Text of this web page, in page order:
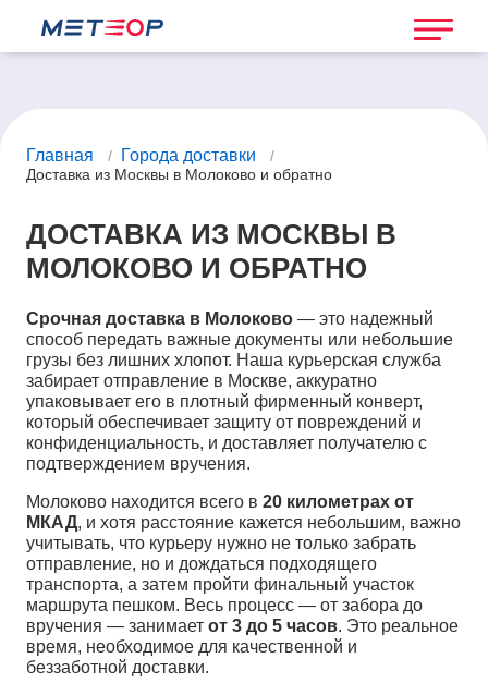
Главная / Города доставки
/
Доставка из Москвы в Молоково и обратно
ДОСТАВКА ИЗ МОСКВЫ В
МОЛОКОВО И ОБРАТНО
Срочная доставка в Молоково — это надежный
способ передать важные документы или небольшие
грузы без лишних хлопот. Наша курьерская служба
забирает отправление в Москве, аккуратно
упаковывает его в плотный фирменный конверт,
который обеспечивает защиту от повреждений и
конфиденциальность, и доставляет получателю с
подтверждением вручения.
Молоково находится всего в 20 километрах от
МКАД, и хотя расстояние кажется небольшим, важно
учитывать, что курьеру нужно не только забрать
отправление, но и дождаться подходящего
транспорта, а затем пройти финальный участок
маршрута пешком. Весь процесс — от забора до
вручения — занимает от 3 до 5 часов. Это реальное
время, необходимое для качественной и
беззаботной доставки.